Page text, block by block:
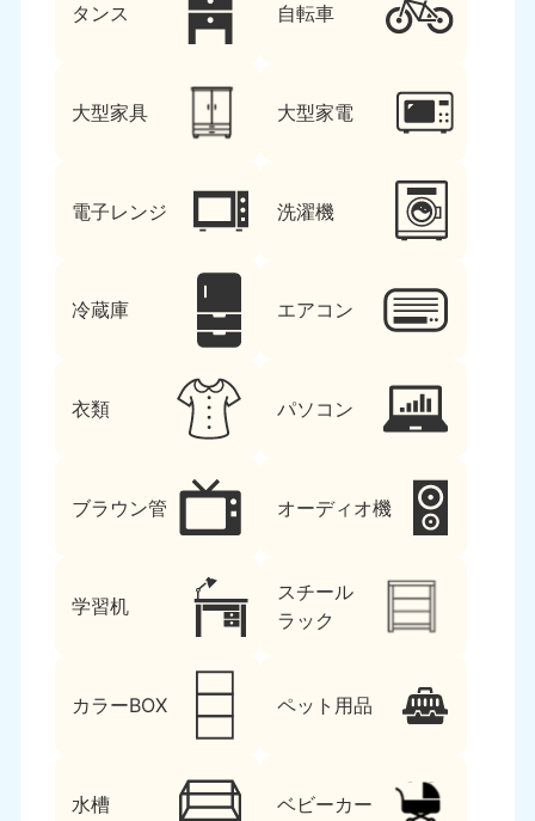
タンス 自転車
大型家具 大型家電
電子レンジ 洗濯機
冷蔵庫 エアコン
衣類 パソコン
ブラウン管 オーディオ機
学習机
スチール
ラック
カラーBOX ペット用品
水槽 ベビーカー